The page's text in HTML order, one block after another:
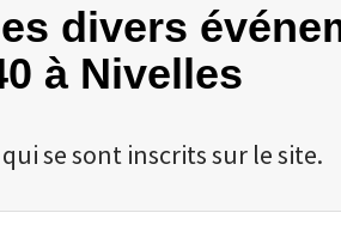
divers
à Nivelles
se sont inscrits sur le site.